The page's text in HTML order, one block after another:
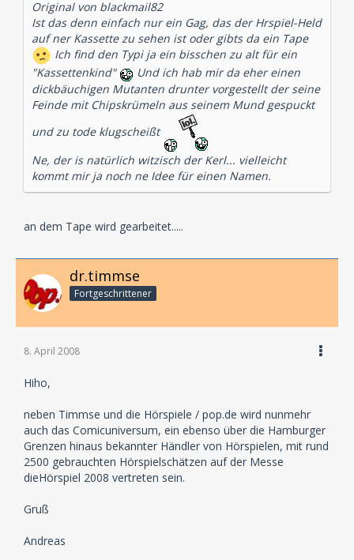
Original von blackmail82
Ist das denn einfach nur ein Gag, das der Hrspiel-Held
auf ner Kassette zu sehen ist oder gibts da ein Tape
Ich find den Typi ja ein bisschen zu alt für ein
"Kassettenkind"
Und ich hab mir da eher einen
dickbäuchigen Mutanten drunter vorgestellt der seine
Feinde mit Chipskrümeln aus seinem Mund gespuckt
und zu tode klugscheißt
Ne, der is natürlich witzisch der Kerl... vielleicht
kommt mir ja noch ne Idee für einen Namen.
an dem Tape wird gearbeitet.....
dr.timmse
Fortgeschrittener
8. April 2008
Hiho,
neben Timmse und die Hörspiele / pop.de wird nunmehr
auch das Comicuniversum, ein ebenso über die Hamburger
Grenzen hinaus bekannter Händler von Hörspielen, mit rund
2500 gebrauchten Hörspielschätzen auf der Messe
dieHörspiel 2008 vertreten sein.
Gruß
Andreas